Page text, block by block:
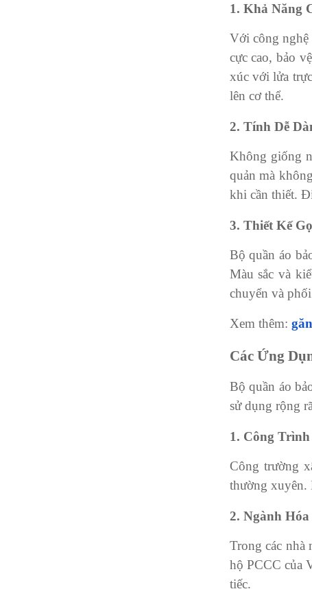
1. Khả Năng
Với công nghệ
cực cao, bảo
xúc với lửa
lên cơ thể.
2. Tính Dễ
Không giống
quản mà
khi cần thiết.
3. Thiết Kế
Bộ quần áo
Màu sắc và
chuyển và
Xem thêm:
Các Ứng
Bộ quần áo
sử dụng rộng
1. Công
Công trường
thường xuyên.
2. Ngành
Trong các nhà
hộ PCCC của
tiếc.